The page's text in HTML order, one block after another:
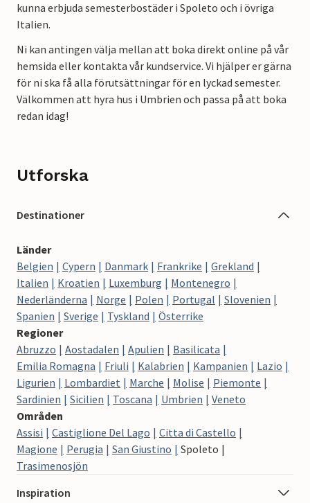
kunna erbjuda semesterbostäder i Spoleto och i övriga
Italien.
Ni kan antingen välja mellan att boka direkt online på vår
hemsida eller kontakta vår kundservice. Vi hjälper er gärna
för ni ska få alla förutsättningar för en lyckad semester.
Välkommen att hyra hus i Umbrien och passa på att boka
redan idag!
Utforska
Destinationer
Länder
Belgien
Cypern Danmark Frankrike
Grekland
Italien
Kroatien Luxemburg
Montenegro
Nederländerna
Norge Polen Portugal
Slovenien
Spanien
Sverige Tyskland
Österrike
Regioner
Abruzzo
Aostadalen Apulien
Basilicata
Emilia Romagna
Friuli Kalabrien Kampanien
Lazio
Ligurien
Lombardiet Marche Molise
Piemonte
Sardinien
Sicilien Toscana Umbrien
Veneto
Områden
Assisi
Castiglione Del Lago
Citta di Castello
Magione
Perugia San Giustino
Spoleto
Trasimenosjön
Inspiration